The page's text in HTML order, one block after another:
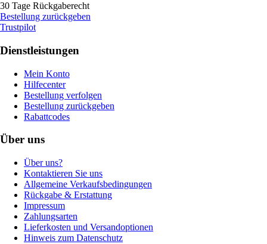
30 Tage Rückgaberecht
Bestellung zurückgeben
Trustpilot
Dienstleistungen
Mein Konto
Hilfecenter
Bestellung verfolgen
Bestellung zurückgeben
Rabattcodes
Über uns
Über uns?
Kontaktieren Sie uns
Allgemeine Verkaufsbedingungen
Rückgabe & Erstattung
Impressum
Zahlungsarten
Lieferkosten und Versandoptionen
Hinweis zum Datenschutz